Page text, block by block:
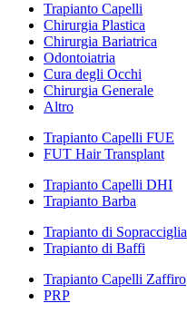
Trapianto Capelli
Chirurgia Plastica
Chirurgia Bariatrica
Odontoiatria
Cura degli Occhi
Chirurgia Generale
Altro
Trapianto Capelli FUE
FUT Hair Transplant
Trapianto Capelli DHI
Trapianto Barba
Trapianto di Sopracciglia
Trapianto di Baffi
Trapianto Capelli Zaffiro
PRP